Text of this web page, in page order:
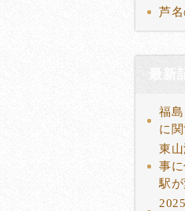
芦
最新
福
に
東
事
駅が